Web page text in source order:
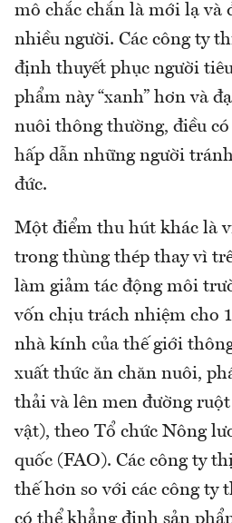
mô chắc chắn là mới lạ và
nhiều người. Các công ty
định thuyết phục người
phẩm này “xanh” hơn và
nuôi thông thường, điều
hấp dẫn những người
đức.
Một điểm thu hút khác là
trong thùng thép thay vì
làm giảm tác động môi
vốn chịu trách nhiệm cho
nhà kính của thế giới
xuất thức ăn chăn nuôi,
thải và lên men đường
vật), theo Tổ chức Nông
quốc (FAO). Các công ty
thế hơn so với các công ty
có thể khẳng định sản